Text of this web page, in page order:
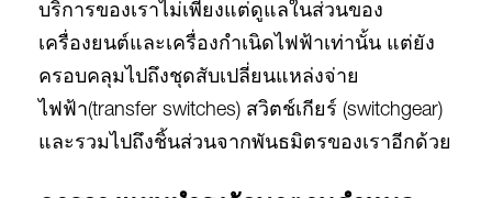
บริการของเราไม่เพียงแต่ดูแลในส่วนของ
เครื่องยนต์และเครื่องกำเนิดไฟฟ้าเท่านั้น แต่ยัง
ครอบคลุมไปถึงชุดสับเปลี่ยนแหล่งจ่าย
ไฟฟ้า(transfer switches) สวิตช์เกียร์ (switchgear)
และรวมไปถึงชิ้นส่วนจากพันธมิตรของเราอีกด้วย